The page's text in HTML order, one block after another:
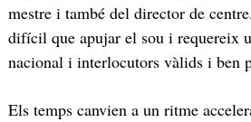
mestre i també del director de
difícil que apujar el sou i requereix
nacional i interlocutors vàlids i ben
Els temps canvien a un ritme